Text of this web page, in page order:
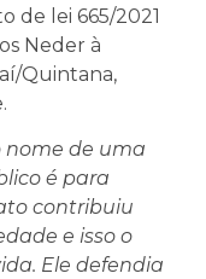
de lei 665/2021
Neder à
Quintana,
nome de uma
é para
contribuiu
e isso o
Ele defendia